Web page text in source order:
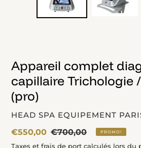
Appareil complet
capillaire Trichologie
(pro)
DISTRIBUTEUR
HEAD SPA EQUIPEMENT
Prix
fou
€550,00 Prix
normal
€700,00 PROMO!
Taxes et frais de port calculés lors du